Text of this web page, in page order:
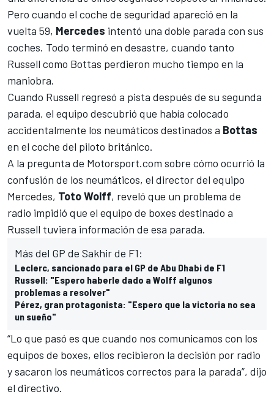
Pero cuando el coche de seguridad apareció en la
vuelta 59, Mercedes intentó una doble parada con sus
coches. Todo terminó en desastre, cuando tanto
Russell como Bottas perdieron mucho tiempo en la
maniobra.
Cuando Russell regresó a pista después de su segunda
parada, el equipo descubrió que había colocado
accidentalmente los neumáticos destinados a Bottas
en el coche del piloto británico.
A la pregunta de Motorsport.com sobre cómo ocurrió la
confusión de los neumáticos, el director del equipo
Mercedes, Toto Wolff, reveló que un problema de
radio impidió que el equipo de boxes destinado a
Russell tuviera información de esa parada.
Más del GP de Sakhir de F1:
Leclerc, sancionado para el GP de Abu Dhabi de F1
Russell: "Espero haberle dado a Wolff algunos
problemas a resolver"
Pérez, gran protagonista: "Espero que la victoria no sea
un sueño"
“Lo que pasó es que cuando nos comunicamos con los
equipos de boxes, ellos recibieron la decisión por radio
y sacaron los neumáticos correctos para la parada”, dijo
el directivo.